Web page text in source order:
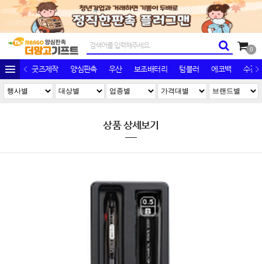
0
굿즈제작 양심판촉 우산 보조배터리 텀블러 에코백 수건/
상품 상세보기